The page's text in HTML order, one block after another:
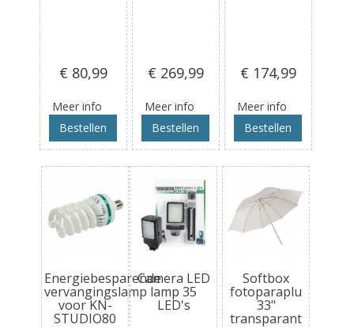
€ 80,99
Meer info
Bestellen
€ 269,99
Meer info
Bestellen
€ 174,99
Meer info
Bestellen
Energiebesparende
vervangingslamp
voor KN-
STUDIO80
Camera LED
lamp 35
LED's
Softbox
fotoparaplu
33"
transparant